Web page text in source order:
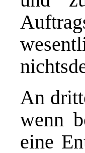
An
wenn
eine